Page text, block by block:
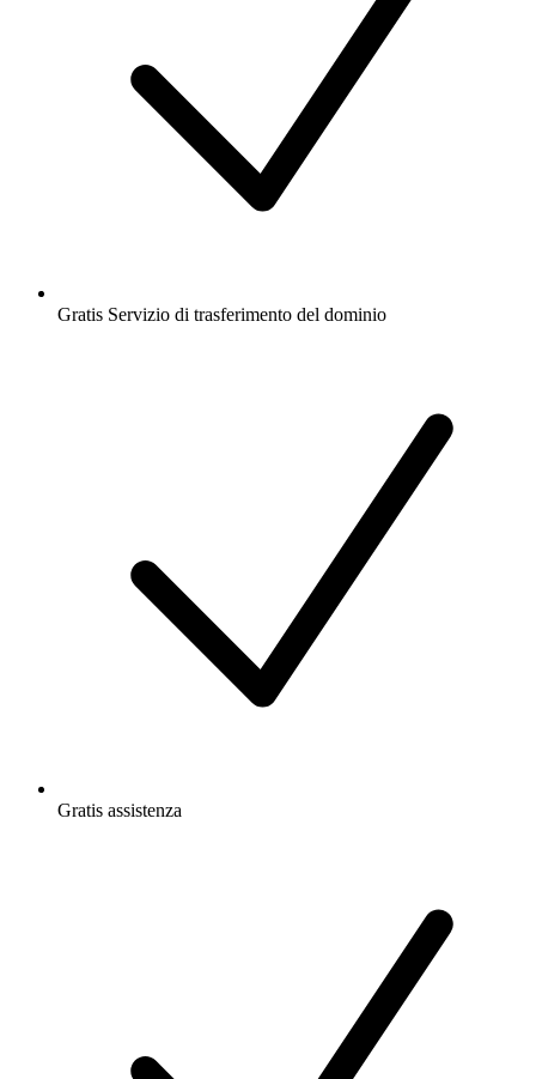
Gratis Servizio di trasferimento del dominio
Gratis assistenza